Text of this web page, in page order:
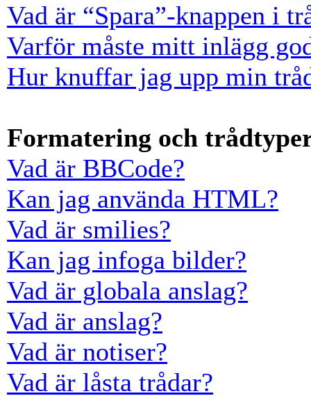
Vad är “Spara”-knappen i
Varför måste mitt inlägg
Hur knuffar jag upp min
Formatering och
Vad är BBCode?
Kan jag använda HTML?
Vad är smilies?
Kan jag infoga bilder?
Vad är globala anslag?
Vad är anslag?
Vad är notiser?
Vad är låsta trådar?